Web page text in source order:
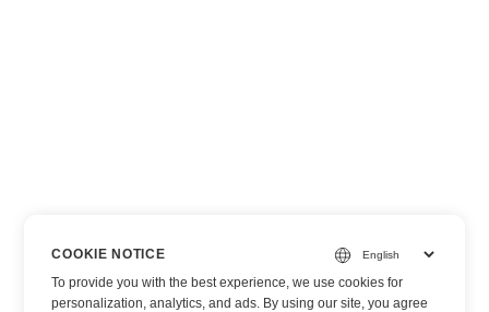
COOKIE NOTICE
To provide you with the best experience, we use cookies for
personalization, analytics, and ads. By using our site, you agree